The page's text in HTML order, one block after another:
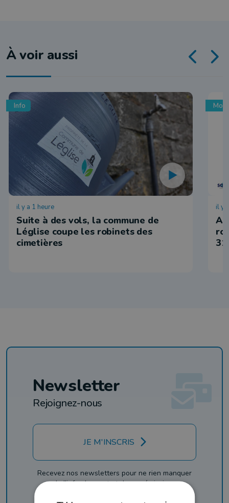
À voir aussi
Info
il y a 1 heure
Suite à des vols, la commune de
Léglise coupe les robinets des
cimetières
il y
Newsletter
Rejoignez-nous
JE M'INSCRIS
Recevez nos newsletters pour ne rien manquer
de l'info, du sport et de nos émissions